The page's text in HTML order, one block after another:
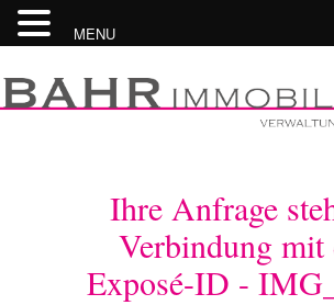
to
content
Ihre Anfrage
Verbindung mit
Exposé-ID -
MENU